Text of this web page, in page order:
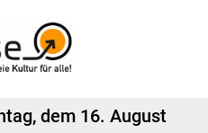
dem 16. August